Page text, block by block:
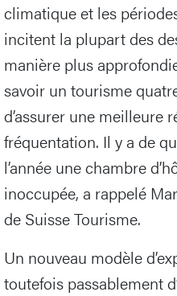
climatique et les
incitent la plupart des
manière plus
savoir un tourisme
d’assurer une meilleure
fréquentation. Il y a de
l’année une chambre
inoccupée, a rappelé
de Suisse Tourisme.
Un nouveau modèle
toutefois passablement